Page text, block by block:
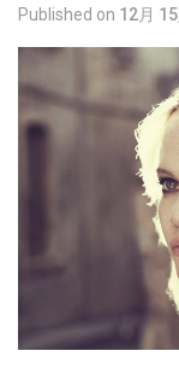
Published on 12月